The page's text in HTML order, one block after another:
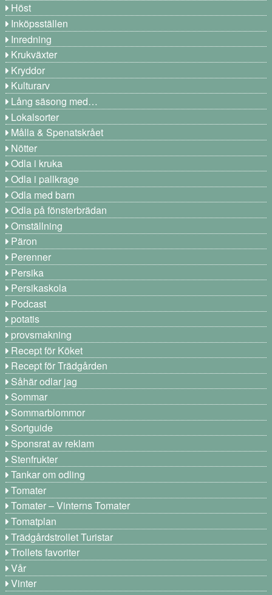
Höst
Inköpsställen
Inredning
Krukväxter
Kryddor
Kulturarv
Lång säsong med…
Lokalsorter
Målla & Spenatskrået
Nötter
Odla i kruka
Odla i pallkrage
Odla med barn
Odla på fönsterbrädan
Omställning
Päron
Perenner
Persika
Persikaskola
Podcast
potatis
provsmakning
Recept för Köket
Recept för Trädgården
Såhär odlar jag
Sommar
Sommarblommor
Sortguide
Sponsrat av reklam
Stenfrukter
Tankar om odling
Tomater
Tomater – Vinterns Tomater
Tomatplan
Trädgårdstrollet Turistar
Trollets favoriter
Vår
Vinter